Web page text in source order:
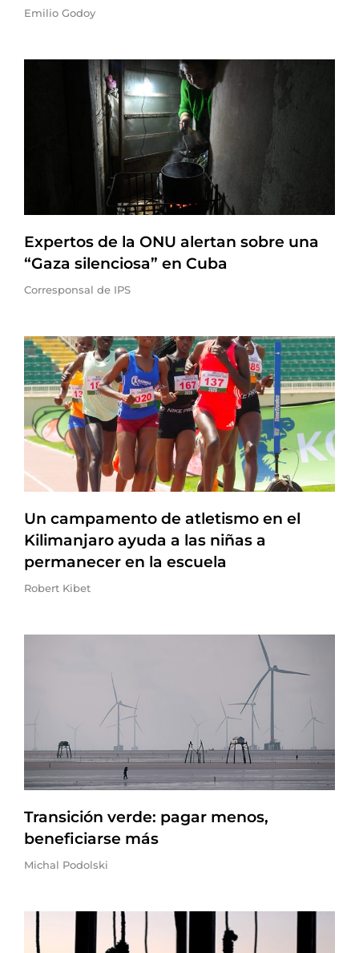
Emilio Godoy
Expertos de la ONU alertan sobre una
“Gaza silenciosa” en Cuba
Corresponsal de IPS
Un campamento de atletismo en el
Kilimanjaro ayuda a las niñas a
permanecer en la escuela
Robert Kibet
Transición verde: pagar menos,
beneficiarse más
Michal Podolski